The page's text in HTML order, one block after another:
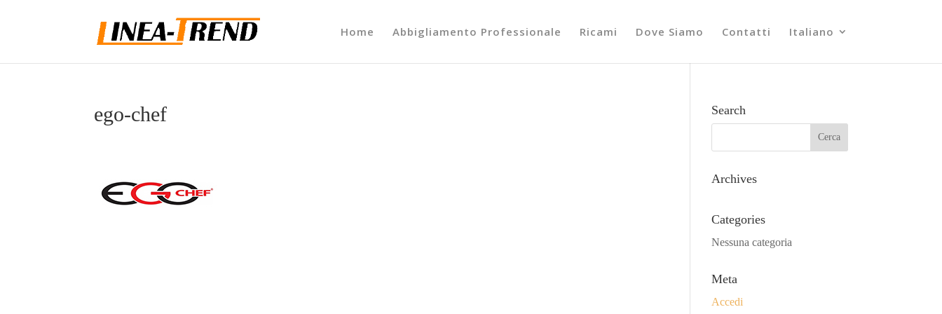
Home Abbigliamento Professionale Ricami Dove Siamo Contatti Italiano
ego-chef Search
Archives
Categories
Nessuna categoria
Meta
Accedi